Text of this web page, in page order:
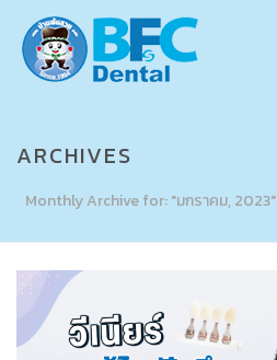
ARCHIVES
Monthly Archive for: "มกราคม, 2023"